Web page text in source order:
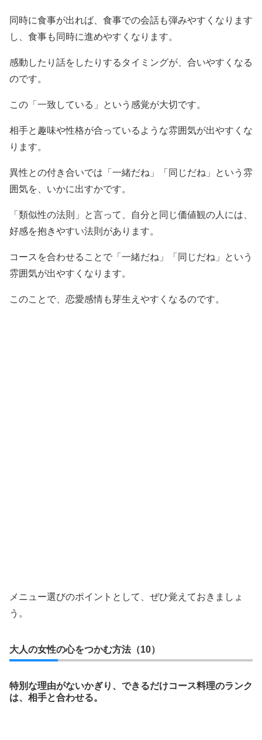
同時に食事が出れば、食事での会話も弾みやすくなります
し、食事も同時に進めやすくなります。
感動したり話をしたりするタイミングが、合いやすくなる
のです。
この「一致している」という感覚が大切です。
相手と趣味や性格が合っているような雰囲気が出やすくな
ります。
異性との付き合いでは「一緒だね」「同じだね」という雰
囲気を、いかに出すかです。
「類似性の法則」と言って、自分と同じ価値観の人には、
好感を抱きやすい法則があります。
コースを合わせることで「一緒だね」「同じだね」という
雰囲気が出やすくなります。
このことで、恋愛感情も芽生えやすくなるのです。
メニュー選びのポイントとして、ぜひ覚えておきましょ
う。
大人の女性の心をつかむ方法（10）
特別な理由がないかぎり、できるだけコース料理のランク
は、相手と合わせる。